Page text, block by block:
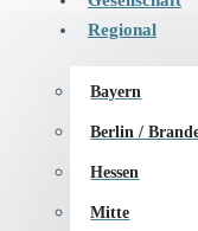
Regional
Bayern
Berlin /
Hessen
Mitte